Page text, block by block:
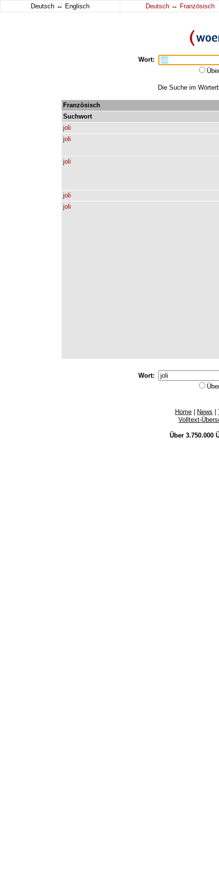
Deutsch ↔ Englisch Deutsch ↔ Französisch
Wort:
Die Suche im
Französisch
Suchwort
joli
joli
joli
joli
joli
Wort:
Home News
Volltext-
Über 3.750.000